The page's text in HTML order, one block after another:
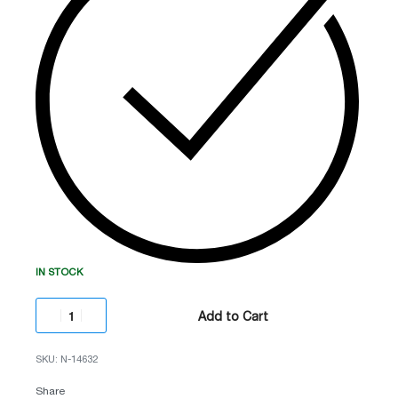
უზრუნველსაყოფად.
IN STOCK
Add to Cart
N-14632
Share